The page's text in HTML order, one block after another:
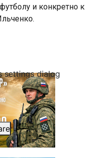
settings dialog
и конкретно к